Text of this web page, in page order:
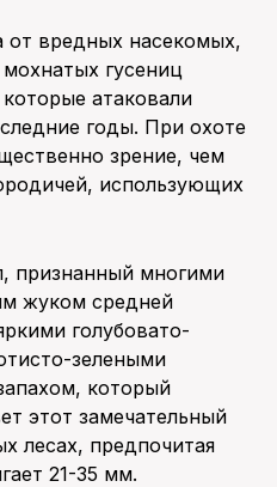
от вредных насекомых,
гусениц
атаковали
годы. При охоте
зрение, чем
использующих
признанный многими
жуком средней
голубовато-
зелеными
который
этот замечательный
лесах, предпочитая
21-35 мм.